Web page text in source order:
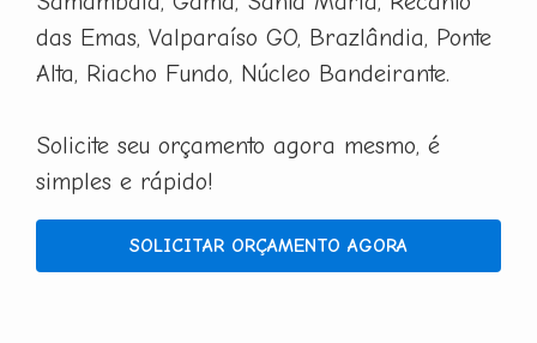
das Emas, Valparaíso GO, Brazlândia, Ponte
Alta, Riacho Fundo, Núcleo Bandeirante.
Solicite seu orçamento agora mesmo, é
simples e rápido!
SOLICITAR ORÇAMENTO AGORA